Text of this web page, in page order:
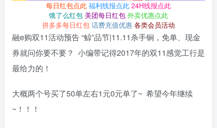
每日红包点此 福利线报点此 24H线报点此
饿了么红包 美团每日红包 外卖优惠点此
拼多多每日红包 话费充值优惠 各类会员活动
融e购双11活动预告 “鲸”品节|11.11杀手锏，免单、现金
券就问你要不要？ 小编带记得2017年的双11感觉工行是
最给力的！
大概两个号买了50单左右1元0元单了~ 希望今年继续
~！！！